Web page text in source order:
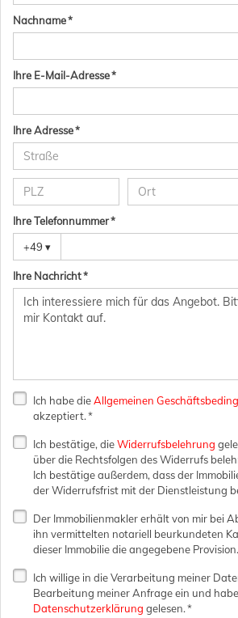
Nachname *
Ihre E-Mail-Adresse *
Ihre Adresse *
Ihre Telefonnummer *
+49 ▾
Ihre Nachricht *
Ich habe dieAllgemeinen
akzeptiert. *
Ich bestätige, dieWiderrufsbelehrung
über die Rechtsfolgen des Widerrufs
Ich bestätige außerdem, dass der
der Widerrufsfrist mit der Dienstleistung
Der Immobilienmakler erhält von mir bei
ihn vermittelten notariell beurkundeten
dieser Immobilie die angegebene
Ich willige in die Verarbeitung meiner
Bearbeitung meiner Anfrage ein und
Datenschutzerklärung gelesen. *